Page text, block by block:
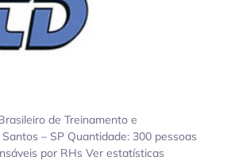
de Treinamento e
– SP Quantidade: 300 pessoas
por RHs Ver estatísticas